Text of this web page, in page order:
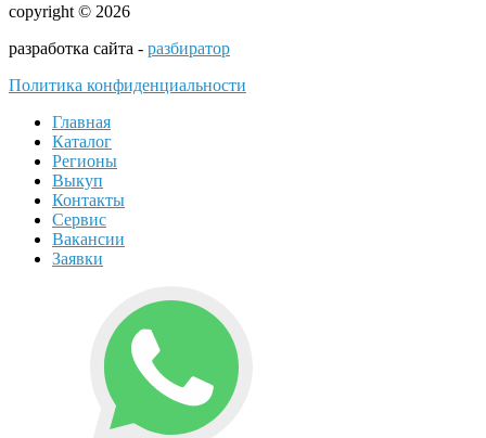
copyright © 2026
разработка сайта - разбиратор
Политика конфиденциальности
Главная
Каталог
Регионы
Выкуп
Контакты
Сервис
Вакансии
Заявки